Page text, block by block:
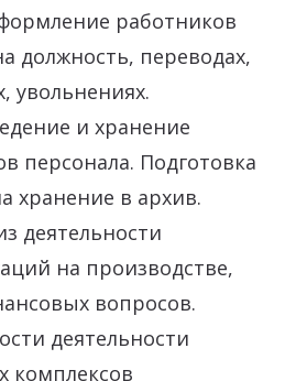
работников
должность, переводах,
увольнениях.
и хранение
персонала. Подготовка
хранение в архив.
деятельности
на производстве,
вопросов.
деятельности
комплексов